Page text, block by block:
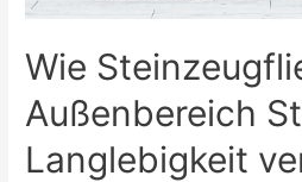
Wie
Außenbereich
Langlebigkeit